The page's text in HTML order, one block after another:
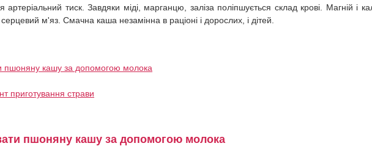
артеріальний тиск. Завдяки міді, марганцю, заліза поліпшується склад крові. Магній і
м'яз. Смачна каша незамінна в раціоні і дорослих, і дітей.
пшоняну кашу за допомогою молока
приготування страви
пшоняну кашу за допомогою молока